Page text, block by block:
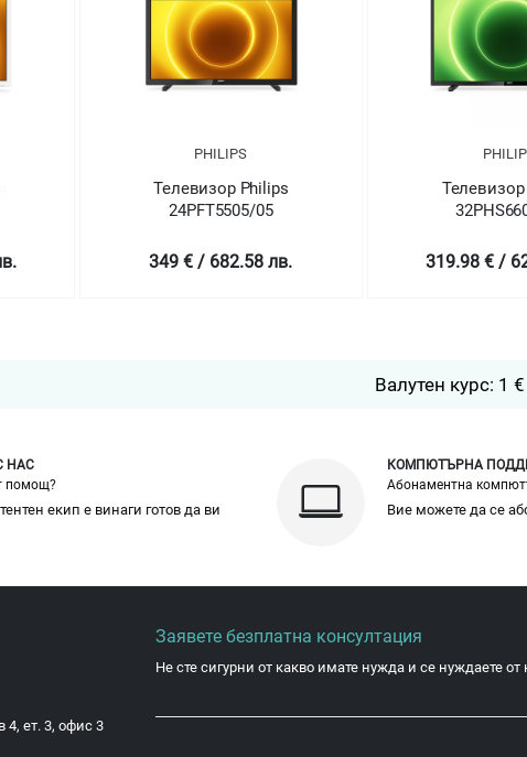
PHILIPS
Телевизор Philips
24PFT5505/05
349 € / 682.58 лв. 319.98 € /
Валутен курс: 1
НАС
помощ?
екип е винаги готов да ви
КОМПЮТЪРНА
Абонаментна
Вие можете да се
4, ет. 3, офис 3
Заявете безплатна консултация
Не сте сигурни от какво имате нужда и се нуждаете